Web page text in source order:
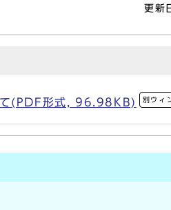
更新
て(PDF形式, 96.98KB) 別ウィ